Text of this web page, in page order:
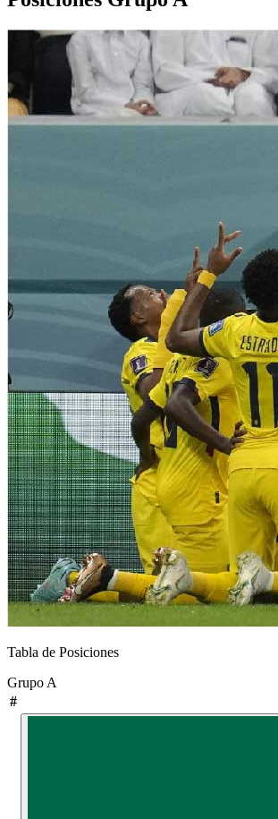
Tabla de Posiciones
Grupo A
#